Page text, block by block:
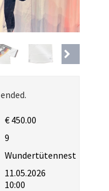
€ 450.00
9
Wundertütennest
11.05.2026
10:00